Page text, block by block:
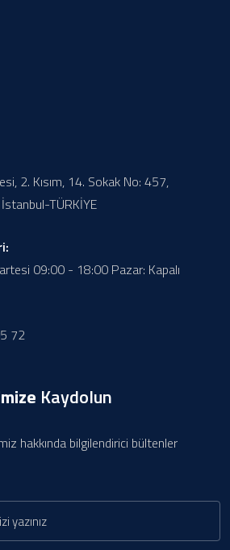
2. Kısım, 14. Sokak No: 457,
TÜRKİYE
09:00 - 18:00 Pazar: Kapalı
72
Kaydolun
hakkında bilgilendirici bültenler